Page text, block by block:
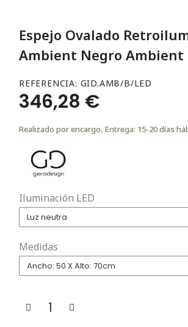
Espejo Ovalado
Ambient Negro Ambient
REFERENCIA GID.AMB/B/LED
346,28 €
Realizado por encargo. Entrega: 15-20 días
Iluminación LED
Medidas